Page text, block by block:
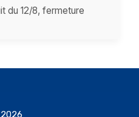
du 12/8, fermeture